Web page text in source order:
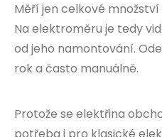
Měří jen celkové
Na elektroměru je tedy
od jeho namontování.
rok a často manuálně.
Protože se elektřina